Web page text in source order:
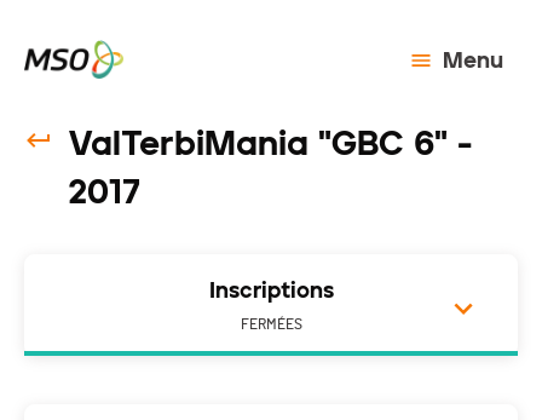
Menu
ValTerbiMania "GBC 6" -
2017
Inscriptions
FERMÉES